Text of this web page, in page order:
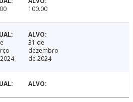
100.00
31 de
dezembro
de 2024